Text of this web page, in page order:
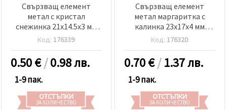
Свързващ елемент
метал с кристал
снежинка 21x14.5x3 мм
дупка 1. 5 мм цвят
сребро -2 броя
Код: 176339
0.50€/0.98 лв.
1-9 пак.
ОТСТЪПКИ
ЗА КОЛИЧЕСТВО
Свързващ елемент
метал маргаритка с
калинка 23x17x4 мм
дупка 2 мм цвят бял -2
броя
Код: 176320
0.70€/1.37 лв.
1-9 пак.
ОТСТЪПКИ
ЗА КОЛИЧЕСТВО